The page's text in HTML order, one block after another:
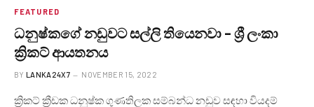
FEATURED
ධනුෂ්කගේ නඩුවට සල්ලි තියෙනවා – ශ්‍රී ලංකා
ක්‍රිකට් ආයතනය
BY LANKA24X7 NOVEMBER 15, 2022
ක්‍රිකට් ක්‍රීඩක ධනුෂ්ක ගුණතිලක සම්බන්ධ නඩුව සඳහා වියදම්